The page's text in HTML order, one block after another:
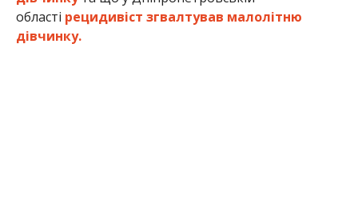
області рецидивіст згвалтував малолітню
дівчинку.